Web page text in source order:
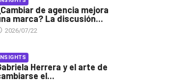
de agencia mejora
marca? La discusión...
2026/07/22
Herrera y el arte de
el...